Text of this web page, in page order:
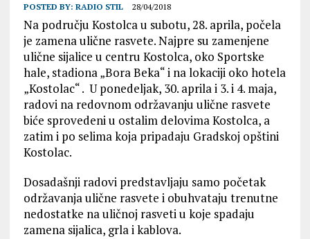
POSTED BY: RADIO STIL 28/04/2018
Na području Kostolca u subotu, 28. aprila, počela
je zamena ulične rasvete. Najpre su zamenjene
ulične sijalice u centru Kostolca, oko Sportske
hale, stadiona „Bora Beka“ i na lokaciji oko hotela
„Kostolac“ . U ponedeljak, 30. aprila i 3. i 4. maja,
radovi na redovnom održavanju ulične rasvete
biće sprovedeni u ostalim delovima Kostolca, a
zatim i po selima koja pripadaju Gradskoj opštini
Kostolac.
Dosadašnji radovi predstavljaju samo početak
održavanja ulične rasvete i obuhvataju trenutne
nedostatke na uličnoj rasveti u koje spadaju
zamena sijalica, grla i kablova.